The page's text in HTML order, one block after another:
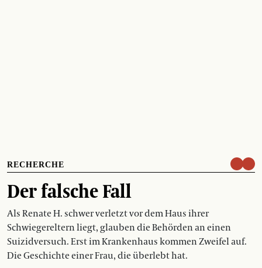
RECHERCHE
Der falsche Fall
Als Renate H. schwer verletzt vor dem Haus ihrer
Schwiegereltern liegt, glauben die Behörden an einen
Suizidversuch. Erst im Krankenhaus kommen Zweifel auf.
Die Geschichte einer Frau, die überlebt hat.